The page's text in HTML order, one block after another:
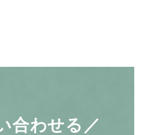
合わせる／